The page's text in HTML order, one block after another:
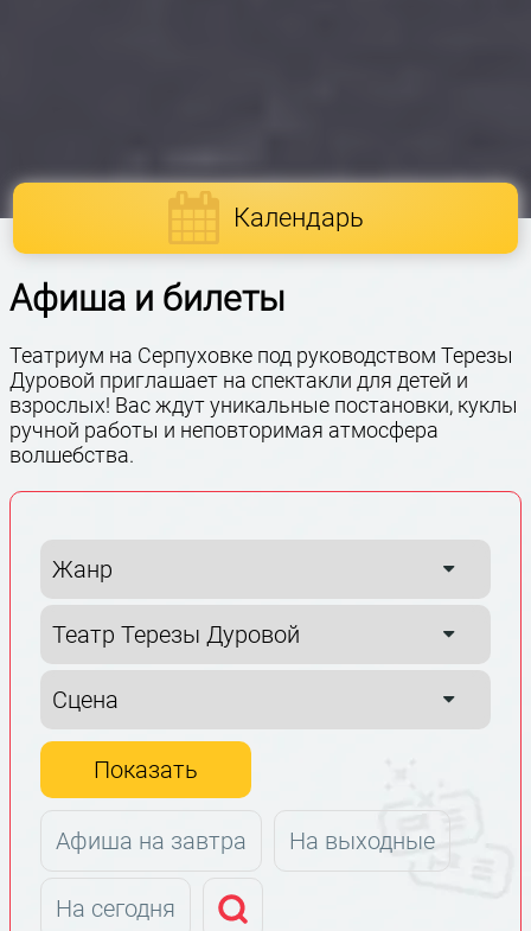
Календарь
Афиша и билеты
Театриум на Серпуховке под руководством Терезы
Дуровой приглашает на спектакли для детей и
взрослых! Вас ждут уникальные постановки, куклы
ручной работы и неповторимая атмосфера
волшебства.
Показать
Афиша на завтра На выходные
На сегодня